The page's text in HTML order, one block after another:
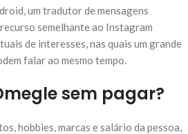
um tradutor de mensagens
semelhante ao Instagram
de interesses, nas quais um grande
falar ao mesmo tempo.
sem pagar?
hobbies, marcas e salário da pessoa,